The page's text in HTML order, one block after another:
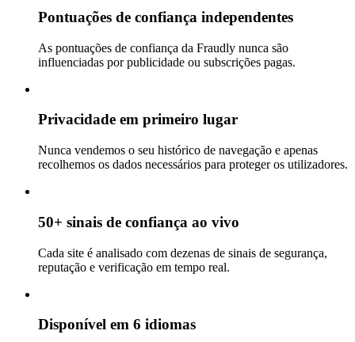
Pontuações de confiança independentes
As pontuações de confiança da Fraudly nunca são
influenciadas por publicidade ou subscrições pagas.
Privacidade em primeiro lugar
Nunca vendemos o seu histórico de navegação e apenas
recolhemos os dados necessários para proteger os utilizadores.
50+ sinais de confiança ao vivo
Cada site é analisado com dezenas de sinais de segurança,
reputação e verificação em tempo real.
Disponível em 6 idiomas